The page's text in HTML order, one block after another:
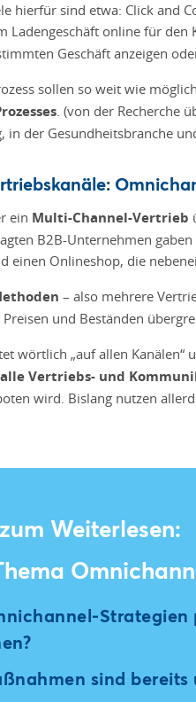
hierfür sind etwa: Click and
Ladengeschäft online für
Geschäft anzeigen
sollen so weit wie
. (von der Recherche
in der Gesundheitsbranche
ein Multi-Channel-Vertrieb
B2B-Unternehmen
einen Onlineshop, die
– also mehrere
und Beständen
wörtlich „auf allen Kanälen“
alle Vertriebs- und
wird. Bislang nutzen
Weiterlesen:
Strategien
sind bereits